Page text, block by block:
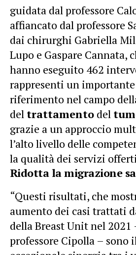
guidata dal professore
affiancato dal professore
dai chirurghi Gabriella
Lupo e Gaspare Cannata,
hanno eseguito 462
rappresenti un
riferimento nel campo
del trattamento del
grazie a un approccio
l’alto livello delle
la qualità dei servizi
Ridotta la migrazione
“Questi risultati, che
aumento dei casi trattati
della Breast Unit nel 2021
professore Cipolla – sono